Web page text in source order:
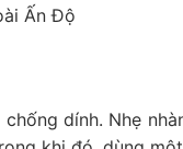
Ấn Độ
dính. Nhẹ